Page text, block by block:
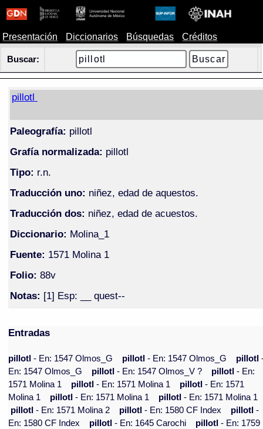
Presentación Diccionarios Búsquedas Créditos
Buscar:
pillotl
Paleografía: pillotl
Grafía normalizada: pillotl
Tipo: r.n.
Traducción uno: niñez, edad de aquestos.
Traducción dos: niñez, edad de acuestos.
Diccionario: Molina_1
Fuente: 1571 Molina 1
Folio: 88v
Notas: [1] Esp: __ quest--
Entradas
pillotl- En: 1547 Olmos_G pillotl- En: 1547 Olmos_G pillotl
En: 1547 Olmos_G
pillotl- En: 1547 Olmos_V ? pillotl- En:
1571 Molina 1
pillotl- En: 1571 Molina 1 pillotl- En: 1571
Molina 1
pillotl- En: 1571 Molina 1 pillotl- En: 1571 Molina 1
pillotl- En: 1571 Molina 2 pillotl- En: 1580 CF Index pillotl-
En: 1580 CF Index
pillotl- En: 1645 Carochi pillotl- En: 1759